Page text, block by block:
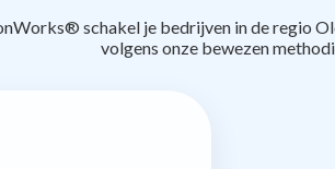
schakel je bedrijven in de regio
volgens onze bewezen